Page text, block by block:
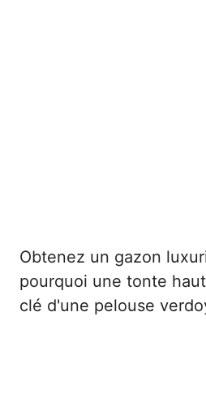
Obtenez un gazon
pourquoi une tonte
clé d'une pelouse